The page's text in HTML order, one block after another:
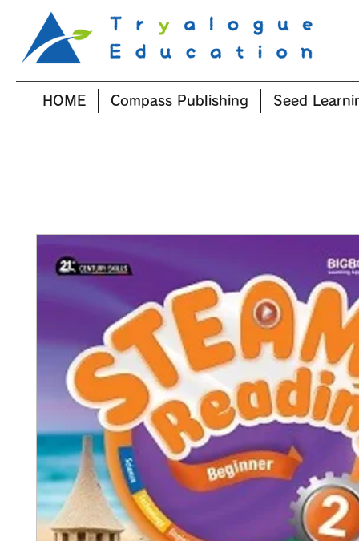
HOME Compass Publishing Seed